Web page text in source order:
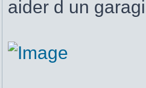
aider d un